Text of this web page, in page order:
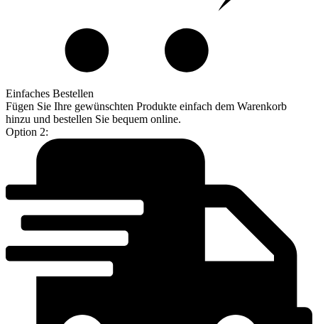
Einfaches Bestellen
Fügen Sie Ihre gewünschten Produkte einfach dem Warenkorb
hinzu und bestellen Sie bequem online.
Option 2: